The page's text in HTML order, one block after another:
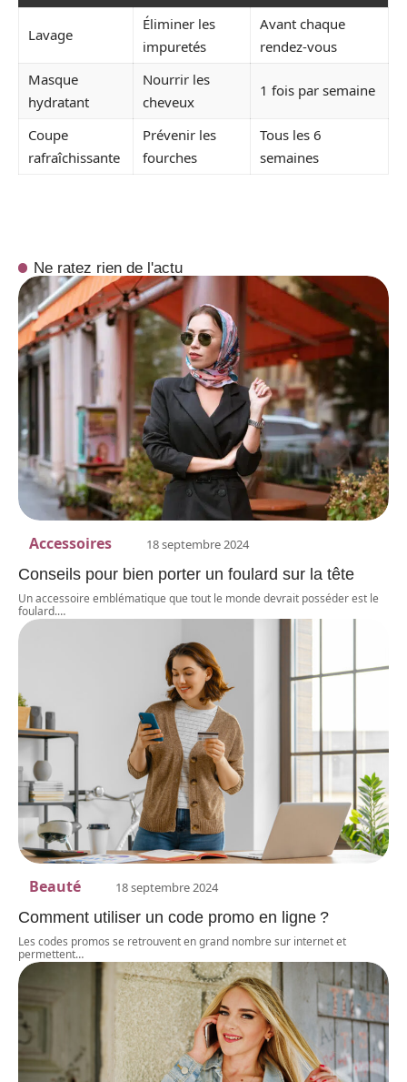
Lavage
Éliminer les
impuretés
Avant chaque
rendez-vous
Masque
hydratant
Nourrir les
cheveux
1 fois par semaine
Coupe
rafraîchissante
Prévenir les
fourches
Tous les 6
semaines
Ne ratez rien de l'actu
Accessoires 18 septembre 2024
Conseils pour bien porter un foulard sur la tête
Un accessoire emblématique que tout le monde devrait posséder est le
foulard.…
Beauté 18 septembre 2024
Comment utiliser un code promo en ligne ?
Les codes promos se retrouvent en grand nombre sur internet et
permettent…